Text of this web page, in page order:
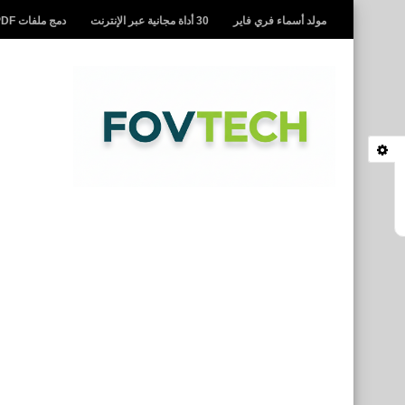
مولد أسماء فري فاير 30 أداة مجانية عبر الإنترنت دمج ملفات PDF